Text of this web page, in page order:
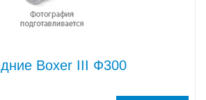
Boxer III Ф300